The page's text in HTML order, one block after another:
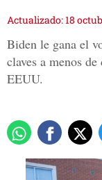
Actualizado: 18
Biden le gana el
claves a menos
EEUU.